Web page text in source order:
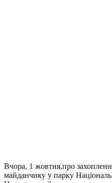
Вчора, 1 жовтня,про
майданчику у парку